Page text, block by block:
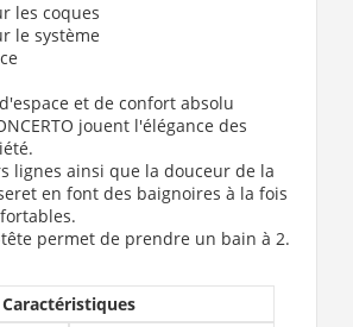
les coques
le système
et de confort absolu
jouent l'élégance des
lignes ainsi que la douceur de la
en font des baignoires à la fois
permet de prendre un bain à 2.
Caractéristiques